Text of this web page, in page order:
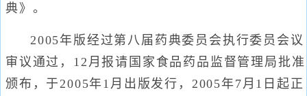
典》。
2005年版经过第八届药典委员会执行委员会议
审议通过，12月报请国家食品药品监督管理局批准
颁布，于2005年1月出版发行，2005年7月1日起正